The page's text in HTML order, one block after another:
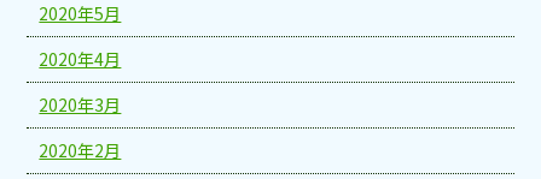
2020年5月
2020年4月
2020年3月
2020年2月